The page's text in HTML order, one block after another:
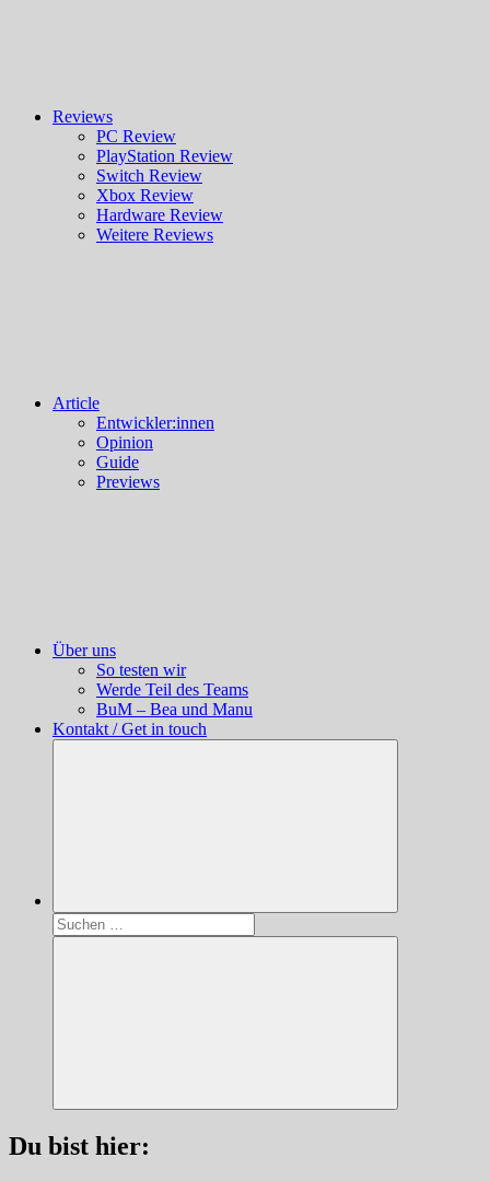
Reviews
PC Review
PlayStation Review
Switch Review
Xbox Review
Hardware Review
Weitere Reviews
Article
Entwickler:innen
Opinion
Guide
Previews
Über uns
So testen wir
Werde Teil des Teams
BuM – Bea und Manu
Kontakt / Get in touch
Suchen
nach:
Suchen
Du bist hier: